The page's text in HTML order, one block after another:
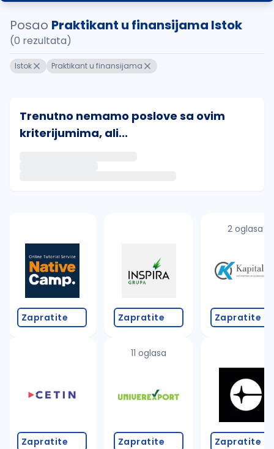
Posao Praktikant u finansijama Istok
(0 rezultata)
Istok Praktikant u finansijama
Trenutno nemamo poslove sa ovim
kriterijumima, ali...
Takođe možete da:
proverite pravopisne greške (koristite č, ć, š, đ,
povećajte radijus za odabrani grad
promenite odabrane filtere pretrage
Zapratite
Zapratite
Zapratite
11 oglasa
Zapratite
2 oglasa
Zapratite
Zapratite